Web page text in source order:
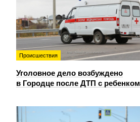
Происшествия
Уголовное дело возбуждено
в Городце после ДТП с ребенком